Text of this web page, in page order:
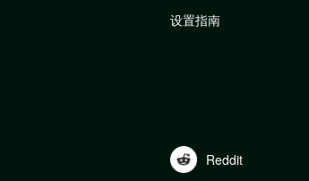
设置指南
Reddit